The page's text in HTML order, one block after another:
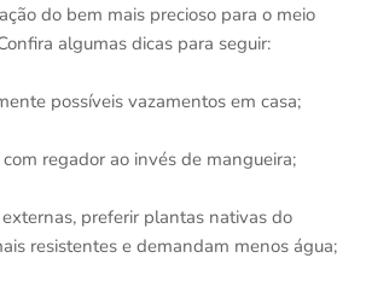
do bem mais precioso para o meio
algumas dicas para seguir:
possíveis vazamentos em casa;
regador ao invés de mangueira;
preferir plantas nativas do
resistentes e demandam menos água;